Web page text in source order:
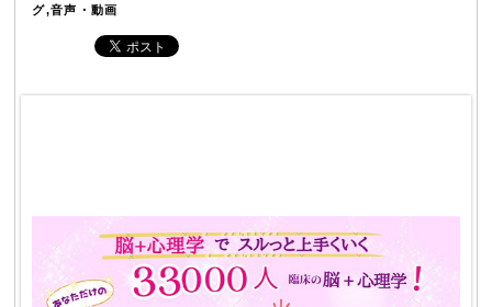
グ,音声・動画